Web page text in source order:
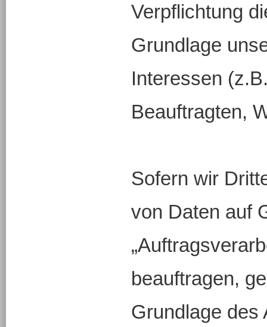
Verpflichtung
Grundlage
Interessen
Beauftragten,
Sofern wir
von Daten auf
beauftragen,
Grundlage des